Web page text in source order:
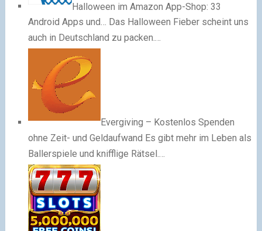
Halloween im Amazon App-Shop: 33
Android Apps und… Das Halloween Fieber scheint uns
auch in Deutschland zu packen.…
Evergiving – Kostenlos Spenden
ohne Zeit- und Geldaufwand Es gibt mehr im Leben als
Ballerspiele und knifflige Rätsel.…